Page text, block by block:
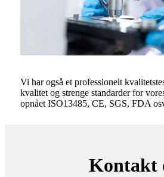
Vi har også et professionelt
kvalitet og strenge standarder for
opnået ISO13485, CE, SGS, FDA
Kontakt